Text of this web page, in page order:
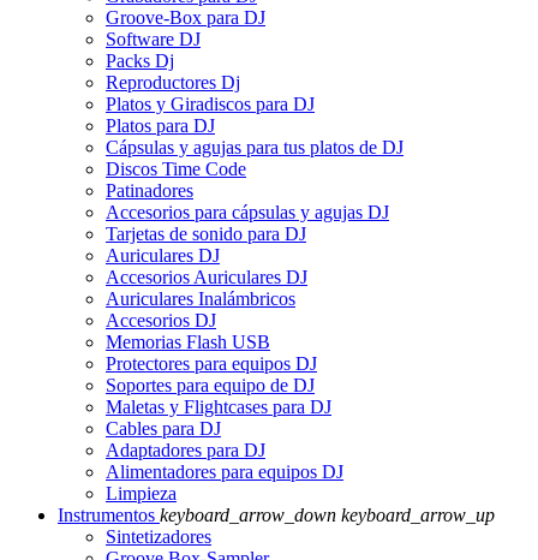
Groove-Box para DJ
Software DJ
Packs Dj
Reproductores Dj
Platos y Giradiscos para DJ
Platos para DJ
Cápsulas y agujas para tus platos de DJ
Discos Time Code
Patinadores
Accesorios para cápsulas y agujas DJ
Tarjetas de sonido para DJ
Auriculares DJ
Accesorios Auriculares DJ
Auriculares Inalámbricos
Accesorios DJ
Memorias Flash USB
Protectores para equipos DJ
Soportes para equipo de DJ
Maletas y Flightcases para DJ
Cables para DJ
Adaptadores para DJ
Alimentadores para equipos DJ
Limpieza
Instrumentos keyboard_arrow_down keyboard_arrow_up
Sintetizadores